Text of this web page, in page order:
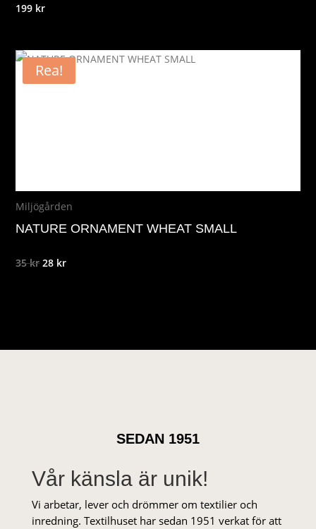
199 kr
Rea!
Miljögården
NATURE ORNAMENT WHEAT SMALL
35kr Det
28 krDet
SEDAN 1951
Vår känsla är unik!
Vi arbetar, lever och drömmer om textilier och
inredning. Textilhuset har sedan 1951 verkat för att